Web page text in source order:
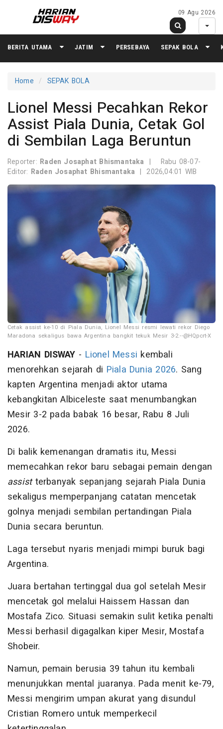
09 Agu 2026
BERITA UTAMA JATIM PERSEBAYA SEPAK BOLA
Home SEPAK BOLA
Lionel Messi Pecahkan Rekor
Assist Piala Dunia, Cetak Gol
di Sembilan Laga Beruntun
Reporter: Raden Josaphat Bhismantaka |
Editor: Raden Josaphat Bhismantaka |
Rabu 08-07-
2026,04:01 WIB
Cetak assist ke-10 di Piala Dunia, Lionel Messi resmi lewati rekor Diego
Maradona sekaligus bawa Argentina bangkit tekuk Mesir 3-2.--@HQpcrt-X
HARIAN DISWAY - Lionel Messi kembali
menorehkan sejarah di Piala Dunia 2026. Sang
kapten Argentina menjadi aktor utama
kebangkitan Albiceleste saat menumbangkan
Mesir 3-2 pada babak 16 besar, Rabu 8 Juli
2026.
Di balik kemenangan dramatis itu, Messi
memecahkan rekor baru sebagai pemain dengan
assistterbanyak sepanjang sejarah Piala Dunia
sekaligus memperpanjang catatan mencetak
golnya menjadi sembilan pertandingan Piala
Dunia secara beruntun.
Laga tersebut nyaris menjadi mimpi buruk bagi
Argentina.
Juara bertahan tertinggal dua gol setelah Mesir
mencetak gol melalui Haissem Hassan dan
Mostafa Zico. Situasi semakin sulit ketika penalti
Messi berhasil digagalkan kiper Mesir, Mostafa
Shobeir.
Namun, pemain berusia 39 tahun itu kembali
menunjukkan mental juaranya. Pada menit ke-79,
Messi mengirim umpan akurat yang disundul
Cristian Romero untuk memperkecil